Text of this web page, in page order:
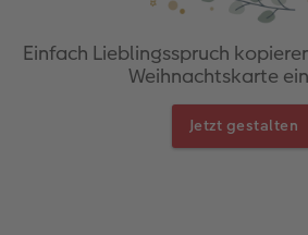
Einfach Lieblingsspruch
Weihnachtskarte
Jetzt gestalten